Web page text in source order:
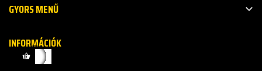
GYORS MENŰ 
INFORMÁCIÓK